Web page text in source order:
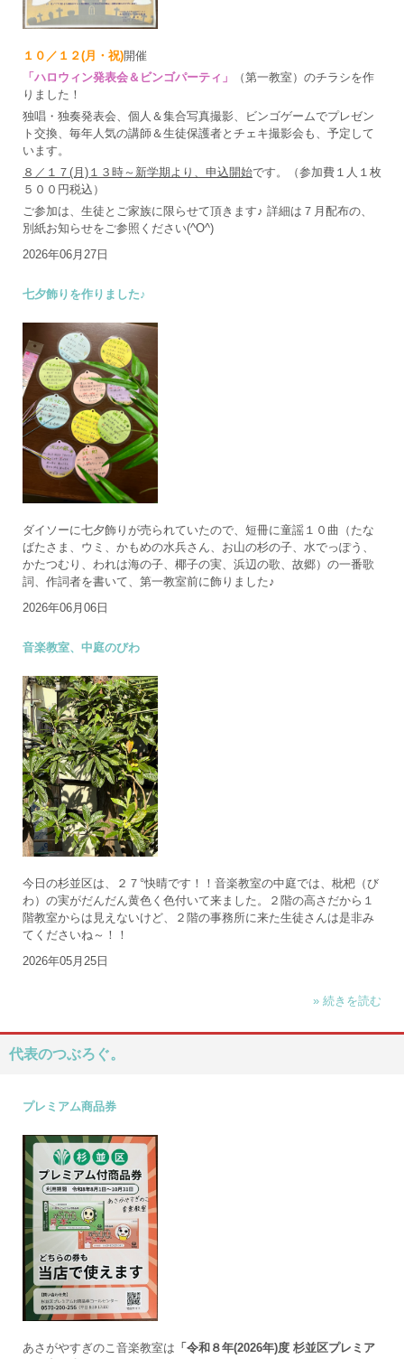
１０／１２(月・祝)開催
「ハロウィン発表会＆ビンゴパーティ」
（第一教室）のチラシを作
りました！
独唱・独奏発表会、個人＆集合写真撮影、ビンゴゲームでプレゼン
ト交換、毎年人気の講師＆生徒保護者とチェキ撮影会も、予定して
います。
８／１７(月)１３時～新学期より、申込開始です。（参加費１人１枚
５００円税込）
ご参加は、生徒とご家族に限らせて頂きます♪ 詳細は７月配布の、
別紙お知らせをご参照ください(^O^)
2026年06月27日
七夕飾りを作りました♪
ダイソーに七夕飾りが売られていたので、短冊に童謡１０曲（たな
ばたさま、ウミ、かもめの水兵さん、お山の杉の子、水でっぽう、
かたつむり、われは海の子、椰子の実、浜辺の歌、故郷）の一番歌
詞、作詞者を書いて、第一教室前に飾りました♪
2026年06月06日
音楽教室、中庭のびわ
今日の杉並区は、２７°快晴です！！音楽教室の中庭では、枇杷（び
わ）の実がだんだん黄色く色付いて来ました。２階の高さだから１
階教室からは見えないけど、２階の事務所に来た生徒さんは是非み
てくださいね～！！
2026年05月25日
» 続きを読む
代表のつぶろぐ。
プレミアム商品券
あさがやすぎのこ音楽教室は 「令和８年(2026年)度 杉並区プレミア